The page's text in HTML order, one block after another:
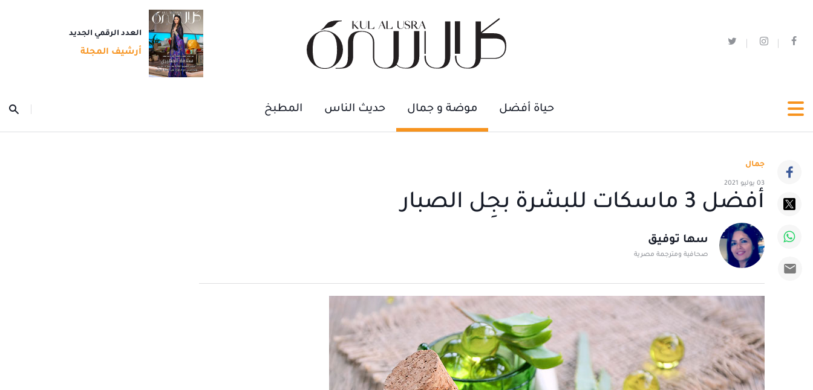
العدد الرقمي الجديد
أرشيف المجلة
حياة أفضل موضة و جمال حديث الناس المطبخ
جمال
03 يوليو 2021
أفضل 3 ماسكات للبشرة بجِل الصبار
سها توفيق
صحافية ومترجمة مصرية